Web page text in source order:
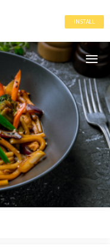
INSTALL